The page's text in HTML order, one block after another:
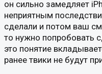
он сильно замедляет
неприятным
сделали и потом ваш
то нужно попробовать
это понятие
ранее твики не будут